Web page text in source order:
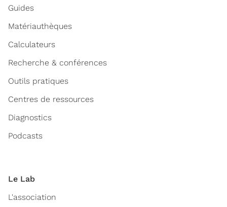
Guides
Matériauthèques
Calculateurs
Recherche & conférences
Outils pratiques
Centres de ressources
Diagnostics
Podcasts
Le Lab
L'association